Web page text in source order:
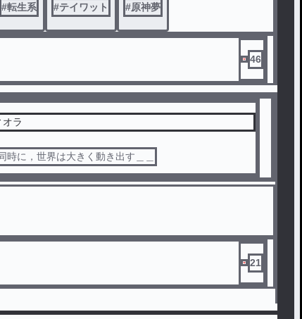
#転生系 #テイワット #原神夢
46
ラ
時に，世界は大きく動き出す＿＿
21